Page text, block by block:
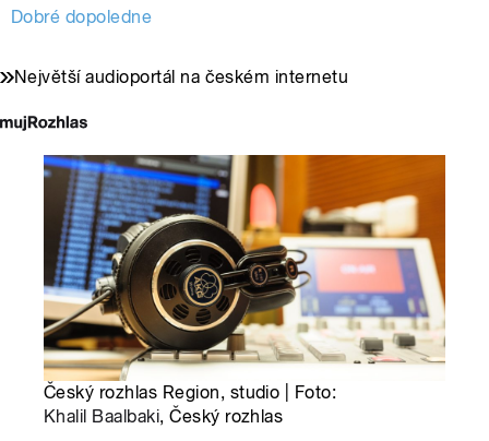
Dobré dopoledne
Největší audioportál na českém internetu
Český rozhlas Region, studio | Foto:
Khalil Baalbaki, Český rozhlas